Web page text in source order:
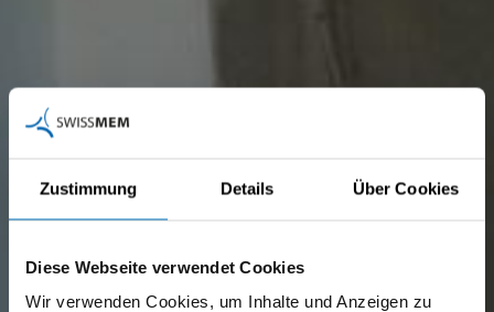
Zustimmung Details Über Cookies
Diese Webseite verwendet Cookies
Wir verwenden Cookies, um Inhalte und Anzeigen zu